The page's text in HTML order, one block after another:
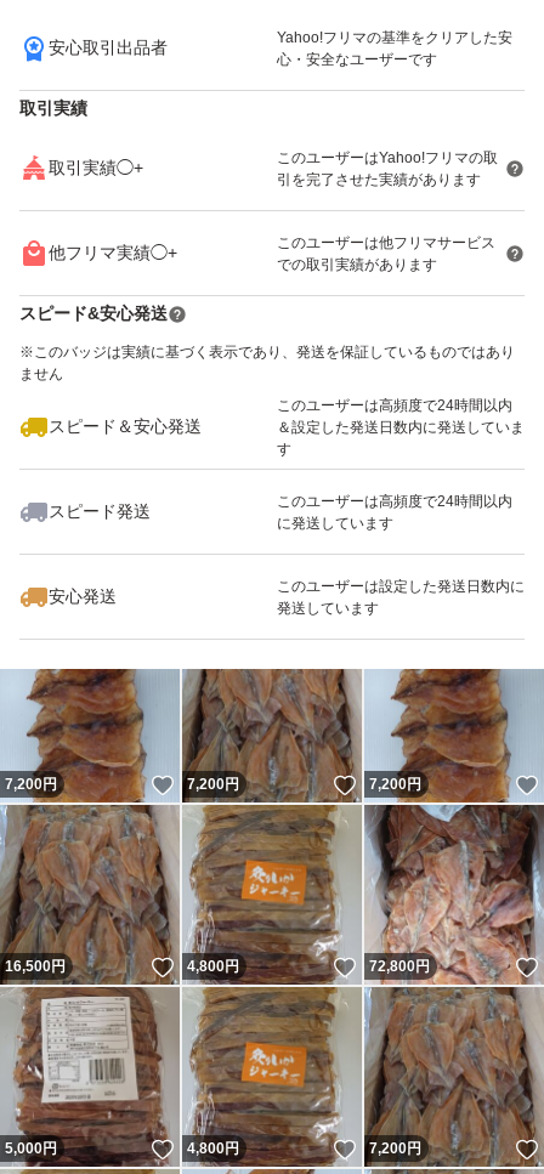
安心取引出品者
Yahoo!フリマの基準をクリアした安
心・安全なユーザーです
取引実績
取引実績◯+
このユーザーはYahoo!フリマの取
引を完了させた実績があります
他フリマ実績◯+
このユーザーは他フリマサービス
での取引実績があります
スピード&安心発送
※このバッジは実績に基づく表示であり、発送を保証しているものではあり
ません
スピード＆安心発送
このユーザーは高頻度で24時間以内
＆設定した発送日数内に発送していま
す
スピード発送
このユーザーは高頻度で24時間以内
に発送しています
安心発送
このユーザーは設定した発送日数内に
発送しています
800円 いいね！
800円
1,500 いいね！
3,280 円
3,280円 いいね！
4,800 いいね！
3,150円
5,000円 いいね！
5,000
7,200円 いいね！
7,200円 いいね！
7,200円
16,500円 いいね！
4,800円 いいね！
72,800円
5,000円 いいね！
4,800円 いいね！
7,200円